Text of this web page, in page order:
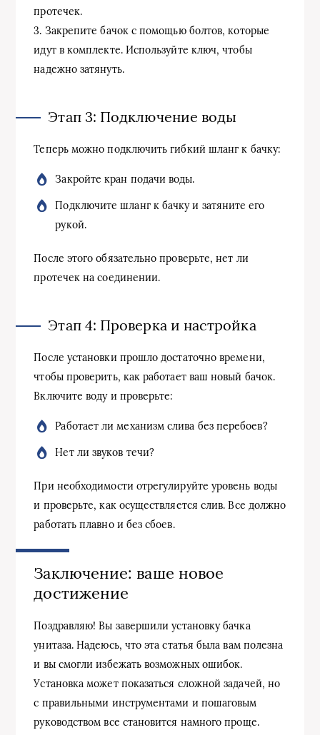
протечек.
3. Закрепите бачок с помощью болтов, которые
идут в комплекте. Используйте ключ, чтобы
надежно затянуть.
Этап 3: Подключение воды
Теперь можно подключить гибкий шланг к бачку:
Закройте кран подачи воды.
Подключите шланг к бачку и затяните его
рукой.
После этого обязательно проверьте, нет ли
протечек на соединении.
Этап 4: Проверка и настройка
После установки прошло достаточно времени,
чтобы проверить, как работает ваш новый бачок.
Включите воду и проверьте:
Работает ли механизм слива без перебоев?
Нет ли звуков течи?
При необходимости отрегулируйте уровень воды
и проверьте, как осуществляется слив. Все должно
работать плавно и без сбоев.
Заключение: ваше новое
достижение
Поздравляю! Вы завершили установку бачка
унитаза. Надеюсь, что эта статья была вам полезна
и вы смогли избежать возможных ошибок.
Установка может показаться сложной задачей, но
с правильными инструментами и пошаговым
руководством все становится намного проще.